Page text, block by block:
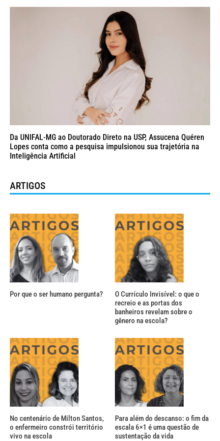
Da UNIFAL-MG ao Doutorado Direto na USP, Assucena Quéren
Lopes conta como a pesquisa impulsionou sua trajetória na
Inteligência Artificial
ARTIGOS
Por que o ser humano pergunta?
O Currículo Invisível: o que o
recreio e as portas dos
banheiros revelam sobre o
gênero na escola?
No centenário de Milton Santos,
o enfermeiro constrói território
vivo na escola
Para além do descanso: o fim da
escala 6×1 é uma questão de
sustentação da vida